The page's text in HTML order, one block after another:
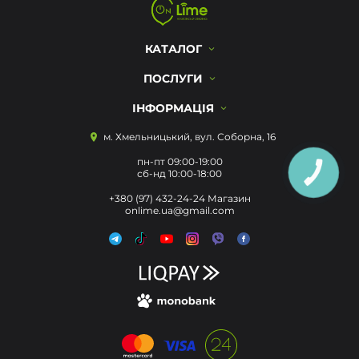
КАТАЛОГ
ПОСЛУГИ
ІНФОРМАЦІЯ
м. Хмельницький, вул. Соборна, 16
пн-пт 09:00-19:00
сб-нд 10:00-18:00
+380 (97) 432-24-24 Магазин
onlime.ua@gmail.com
Цей сайт використовує cookie для
«Прийняти», ви погоджуєтеся на
використання файлів cookie. Щоб
дізнатися більше, перегляньте нашу
КНОПКА
ЗВ'ЯЗКУ